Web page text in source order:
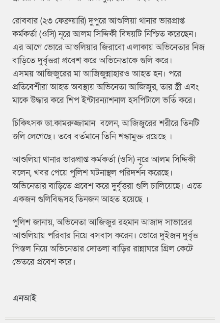
রোববার (২৩ ফেব্রুয়ারি) দুপুরে আশুলিয়া থানার ভারপ্রাপ্ত
কর্মকর্তা (ওসি) নূরে আলম সিদ্দিকী বিষয়টি নিশ্চিত করেছেন।
এর আগে ভোরে আশুলিয়ার জিরাবো এলাকায় অভিনেতার নিজ
বাড়িতে দুর্বৃত্তরা প্রবেশ করে অভিনেতাকে গুলি করে।
এসময় আজিজুরের মা আজিজুন্নাহারও আহত হন। পরে
প্রতিবেশীরা আহত অবস্থায় অভিনেতা আজিজুর, তার স্ত্রী এবং
মাকে উদ্ধার করে শিপ ইন্টারন্যাশনাল হসপিটালে ভর্তি করে।
চিকিৎসক ডা.কামরুজ্জামান বলেন, আজিজুরের শরীরে তিনটি
গুলি লেগেছে। তবে বর্তমানে তিনি শঙ্কামুক্ত রয়েছে ।
আশুলিয়া থানার ভারপ্রাপ্ত কর্মকর্তা (ওসি) নূরে আলম সিদ্দিকী
বলেন, খবর পেয়ে পুলিশ ঘটনাস্থল পরিদর্শন করেছে।
অভিনেতার বাড়িতে প্রবেশ করে দুর্বৃত্তরা গুলি চালিয়েছে। এতে
একজন গুলিবিদ্ধসহ তিনজন আহত হয়েছে ।
পুলিশ জানায়, অভিনেতা আজিজুর রহমান আজাদ সাভারের
আশুলিয়ায় পরিবার নিয়ে বসবাস করেন। ভোরে দুইজন দুর্বৃত্ত
পিস্তল নিয়ে অভিনেতার দোতলা বাড়ির রান্নাঘরে গ্রিল কেটে
ভেতরে প্রবেশ করে।
এনআই